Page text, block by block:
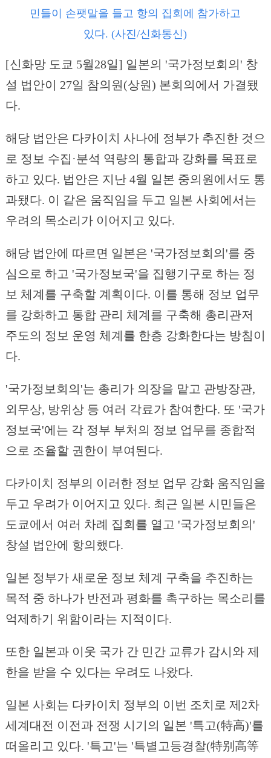
민들이 손팻말을 들고 항의 집회에 참가하고
있다. (사진/신화통신)
[신화망 도쿄 5월28일] 일본의 '국가정보회의' 창
설 법안이 27일 참의원(상원) 본회의에서 가결됐
다.
해당 법안은 다카이치 사나에 정부가 추진한 것으
로 정보 수집·분석 역량의 통합과 강화를 목표로
하고 있다. 법안은 지난 4월 일본 중의원에서도 통
과됐다. 이 같은 움직임을 두고 일본 사회에서는
우려의 목소리가 이어지고 있다.
해당 법안에 따르면 일본은 '국가정보회의'를 중
심으로 하고 '국가정보국'을 집행기구로 하는 정
보 체계를 구축할 계획이다. 이를 통해 정보 업무
를 강화하고 통합 관리 체계를 구축해 총리관저
주도의 정보 운영 체계를 한층 강화한다는 방침이
다.
'국가정보회의'는 총리가 의장을 맡고 관방장관,
외무상, 방위상 등 여러 각료가 참여한다. 또 '국가
정보국'에는 각 정부 부처의 정보 업무를 종합적
으로 조율할 권한이 부여된다.
다카이치 정부의 이러한 정보 업무 강화 움직임을
두고 우려가 이어지고 있다. 최근 일본 시민들은
도쿄에서 여러 차례 집회를 열고 '국가정보회의'
창설 법안에 항의했다.
일본 정부가 새로운 정보 체계 구축을 추진하는
목적 중 하나가 반전과 평화를 촉구하는 목소리를
억제하기 위함이라는 지적이다.
또한 일본과 이웃 국가 간 민간 교류가 감시와 제
한을 받을 수 있다는 우려도 나왔다.
일본 사회는 다카이치 정부의 이번 조치로 제2차
세계대전 이전과 전쟁 시기의 일본 '특고(特高)'를
떠올리고 있다. '특고'는 '특별고등경찰(特别高等